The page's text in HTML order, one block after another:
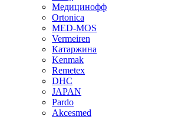
Медицинофф
Ortonica
MED-MOS
Vermeiren
Катаржина
Kenmak
Remetex
DHC
JAPAN
Pardo
Akcesmed